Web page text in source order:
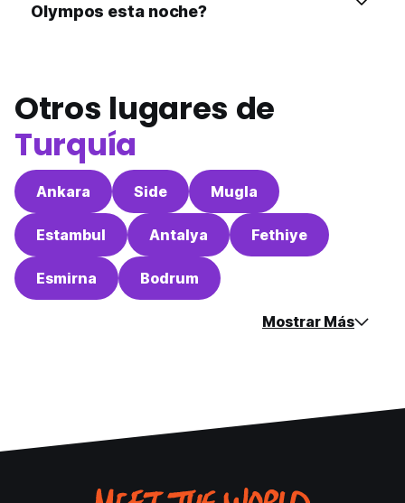
Olympos esta noche?
Otros lugares de
Turquía
Ankara Side Mugla
Estambul Antalya Fethiye
Esmirna Bodrum
Mostrar Más